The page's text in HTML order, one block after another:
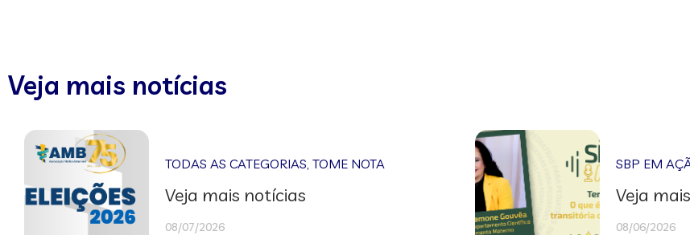
Veja mais notícias
TODAS AS CATEGORIAS,TOME NOTA
Veja mais notícias
08/07/2026
SBP EM
Veja
08/06/2026